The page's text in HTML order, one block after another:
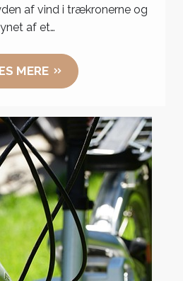
af vind i trækronerne og
af et…
MERE